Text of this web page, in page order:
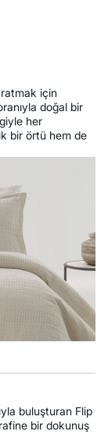
için
doğal bir
her
bir örtü hem de
buluşturan Flip
bir dokunuş